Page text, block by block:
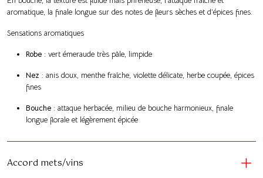
aromatique, la finale longue sur des notes de fleurs sèches et d’épices fines.
Sensations aromatiques
Robe : vert émeraude très pâle, limpide
Nez : anis doux, menthe fraîche, violette délicate, herbe coupée, épices
fines
Bouche : attaque herbacée, milieu de bouche harmonieux, finale
longue florale et légèrement épicée
Accord mets/vins